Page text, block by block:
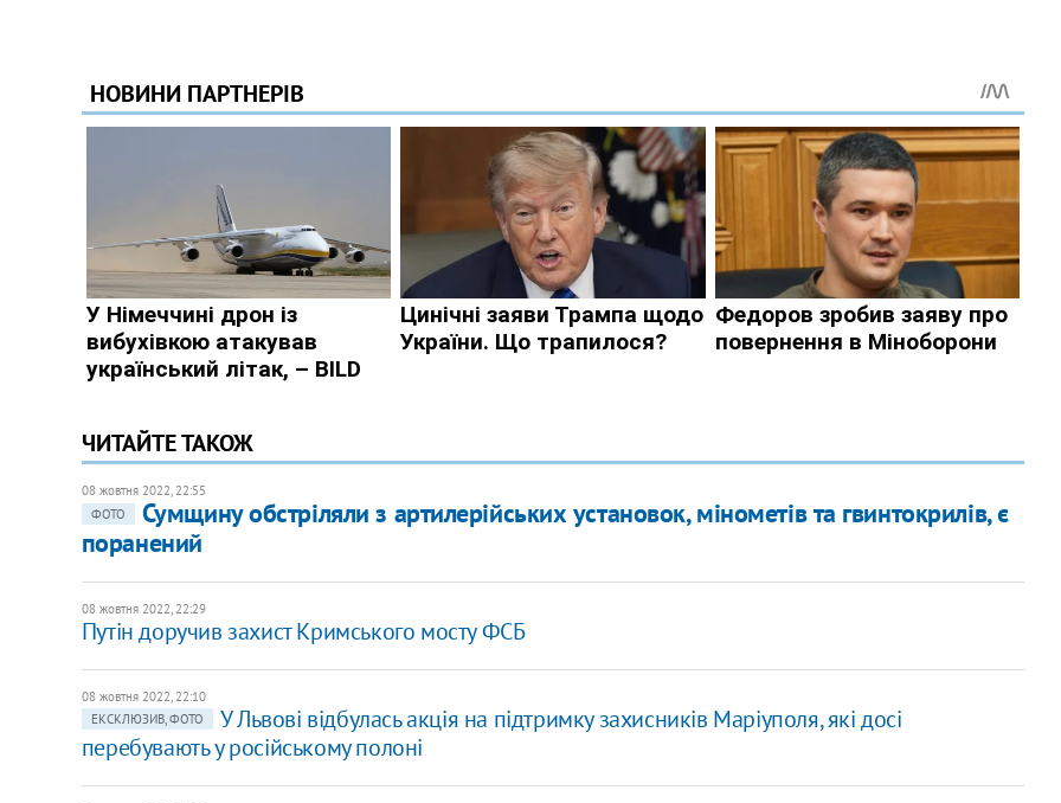
ЧИТАЙТЕ ТАКОЖ
08 жовтня 2022, 22:55
ФОТО
Сумщину обстріляли з артилерійських установок, мінометів та гвинтокрилів, є
поранений
08 жовтня 2022, 22:29
Путін доручив захист Кримського мосту ФСБ
08 жовтня 2022, 22:10
ЕКСКЛЮЗИВ, ФОТО
У Львові відбулась акція на підтримку захисників Маріуполя, які досі
перебувають у російському полоні